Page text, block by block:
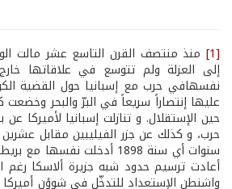
[1] منذ منتصف القرن التاسع عشر مالت
إلى العزلة ولم تتوسع في علاقاتها
عليها إنتصاراً سريعاً في البرّ والبحر وخضعت
حين الإستقلال. و تنازلت إسبانيا لأميركا
حرب، و كذلك عن جزر الفيليبين مقابل
سنوات أي سنة 1898 أدخلت
أعادت ترسيم حدود شبه جزيرة ألاسكا رغم
واشنطن الإستعداد للتدخّل في شوؤن أميركا